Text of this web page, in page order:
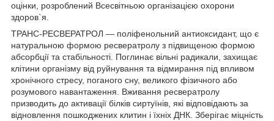
оцінки, розроблений Всесвітньою організацією охорони
здоров`я.
ТРАНС-РЕСВЕРАТРОЛ — поліфенольний антиоксидант, що є
натуральною формою ресвератролу з підвищеною формою
абсорбції та стабільності. Поглинає вільні радикали, захищає
клітини організму від руйнування та відмирання під впливом
хронічного стресу, поганого сну, великого фізичного або
розумового навантаження. Вживання ресвератролу
призводить до активації білків сиртуїнів, які відповідають за
відновлення пошкоджених клитин і їхніх ДНК. Зберігає міцність